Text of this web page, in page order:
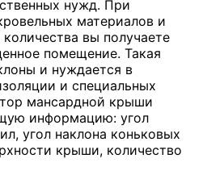
нужд. При
материалов и
вы получаете
помещение. Такая
и нуждается в
и специальных
мансардной крыши
информацию: угол
угол наклона коньковых
крыши, количество